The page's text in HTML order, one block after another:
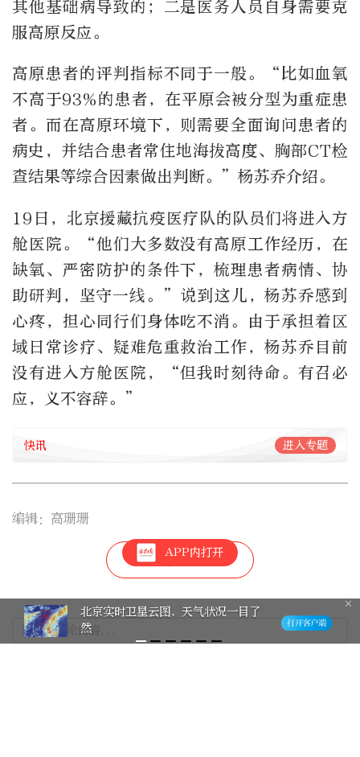
其他基础病导致的；二是医务人员自身需要克
服高原反应。
高原患者的评判指标不同于一般。“比如血氧
不高于93%的患者，在平原会被分型为重症患
者。而在高原环境下，则需要全面询问患者的
病史，并结合患者常住地海拔高度、胸部CT检
查结果等综合因素做出判断。”杨苏乔介绍。
19日，北京援藏抗疫医疗队的队员们将进入方
舱医院。“他们大多数没有高原工作经历，在
缺氧、严密防护的条件下，梳理患者病情、协
助研判，坚守一线。”说到这儿，杨苏乔感到
心疼，担心同行们身体吃不消。由于承担着区
域日常诊疗、疑难危重救治工作，杨苏乔目前
没有进入方舱医院，“但我时刻待命。有召必
应，义不容辞。”
快讯 进入专题
编辑：高珊珊
14
APP内打开
北京实时卫星云图，天气状况一目了
然